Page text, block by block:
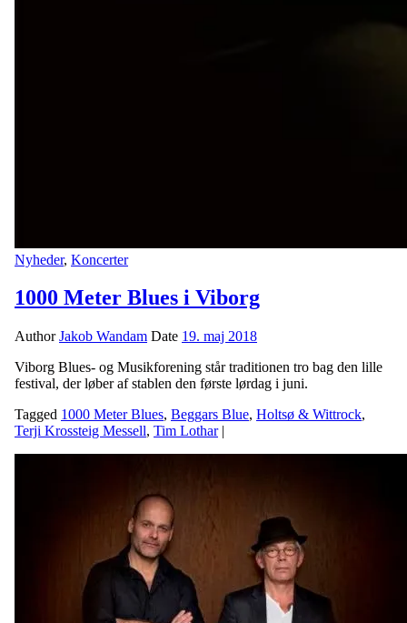
Nyheder, Koncerter
1000 Meter Blues i Viborg
AuthorJakob Wandam Date 19. maj 2018
Viborg Blues- og Musikforening står traditionen tro bag den lille
festival, der løber af stablen den første lørdag i juni.
Tagged 1000 Meter Blues, Beggars Blue, Holtsø & Wittrock,
Terji Krossteig Messell, Tim Lothar |